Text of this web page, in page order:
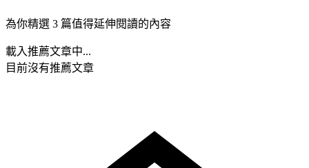
為你精選 3 篇值得延伸閱讀的內容
載入推薦文章中...
目前沒有推薦文章